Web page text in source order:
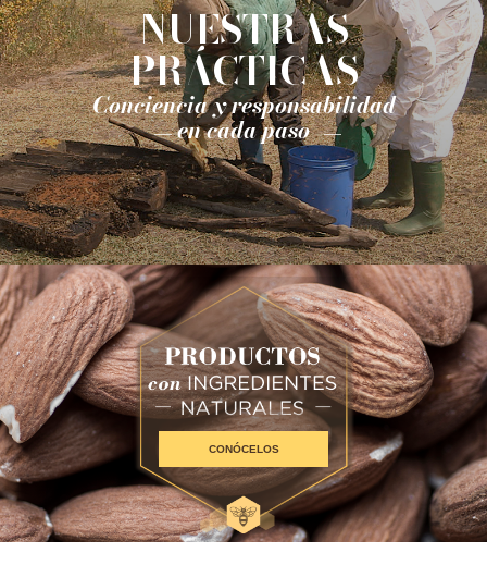
NUESTRAS
PRÁCTICAS
Conciencia y responsabilidad
en cada paso
CONÓCELOS